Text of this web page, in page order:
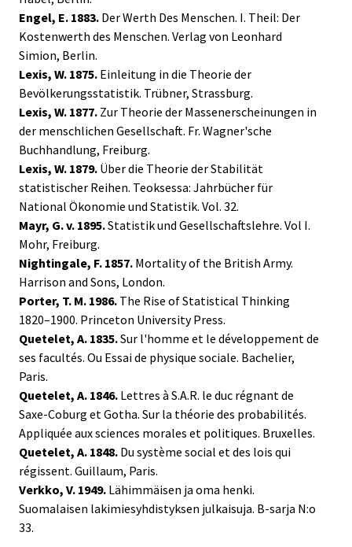
Engel, E. 1883. Der Werth Des Menschen. I. Theil: Der
Kostenwerth des Menschen. Verlag von Leonhard
Simion, Berlin.
Lexis, W. 1875. Einleitung in die Theorie der
Bevölkerungsstatistik. Trübner, Strassburg.
Lexis, W. 1877. Zur Theorie der Massenerscheinungen in
der menschlichen Gesellschaft. Fr. Wagner'sche
Buchhandlung, Freiburg.
Lexis, W. 1879. Über die Theorie der Stabilität
statistischer Reihen. Teoksessa: Jahrbücher für
National Ökonomie und Statistik. Vol. 32.
Mayr, G. v. 1895.Statistik und Gesellschaftslehre. Vol I.
Mohr, Freiburg.
Nightingale, F. 1857. Mortality of the British Army.
Harrison and Sons, London.
Porter, T. M. 1986. The Rise of Statistical Thinking
1820–1900. Princeton University Press.
Quetelet, A. 1835.Sur l'homme et le développement de
ses facultés. Ou Essai de physique sociale. Bachelier,
Paris.
Quetelet, A. 1846. Lettres à S.A.R. le duc régnant de
Saxe-Coburg et Gotha. Sur la théorie des probabilités.
Appliquée aux sciences morales et politiques. Bruxelles.
Quetelet, A. 1848. Du système social et des lois qui
régissent. Guillaum, Paris.
Verkko, V. 1949. Lähimmäisen ja oma henki.
Suomalaisen lakimiesyhdistyksen julkaisuja. B-sarja N:o
33.